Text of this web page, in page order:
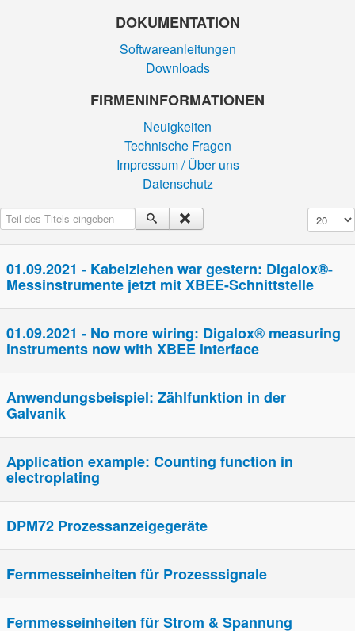
DOKUMENTATION
Softwareanleitungen
Downloads
FIRMEN­INFORMATIONEN
Neuigkeiten
Technische Fragen
Impressum / Über uns
Datenschutz
Teil des Titels eingeben Anzeige #
01.09.2021 - Kabelziehen war gestern: Digalox®-
Messinstrumente jetzt mit XBEE-Schnittstelle
01.09.2021 - No more wiring: Digalox® measuring
instruments now with XBEE interface
Anwendungsbeispiel: Zählfunktion in der
Galvanik
Application example: Counting function in
electroplating
DPM72 Prozessanzeigegeräte
Fern­­mess­­einheiten für Prozes­s­signale
Fern­­mess­­einheiten für Strom & Spannung